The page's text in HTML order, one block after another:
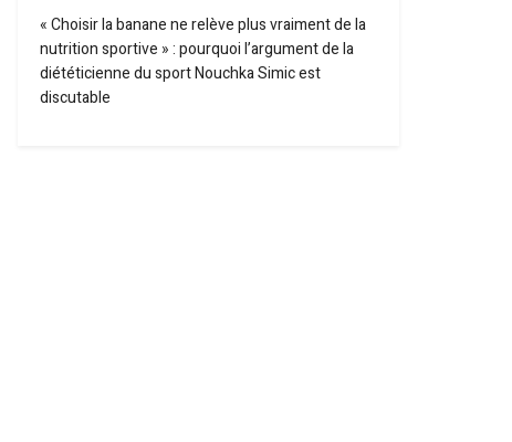
« Choisir la banane ne relève plus vraiment de la
nutrition sportive » : pourquoi l’argument de la
diététicienne du sport Nouchka Simic est
discutable